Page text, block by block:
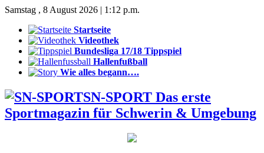
Samstag , 8 August 2026 | 1:12 p.m.
Startseite
Videothek
Bundesliga 17/18 Tippspiel
Hallenfußball
Wie alles begann….
SN-SPORT Das erste
Sportmagazin für Schwerin & Umgebung